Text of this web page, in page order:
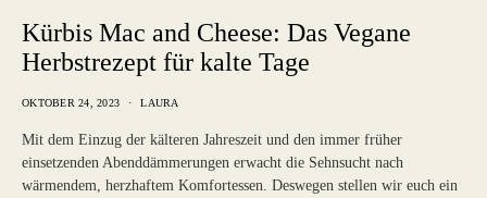
Kürbis Mac and Cheese: Das Vegane
Herbstrezept für kalte Tage
OKTOBER 24, 2023 LAURA
Mit dem Einzug der kälteren Jahreszeit und den immer früher
einsetzenden Abenddämmerungen erwacht die Sehnsucht nach
wärmendem, herzhaftem Komfortessen. Deswegen stellen wir euch ein